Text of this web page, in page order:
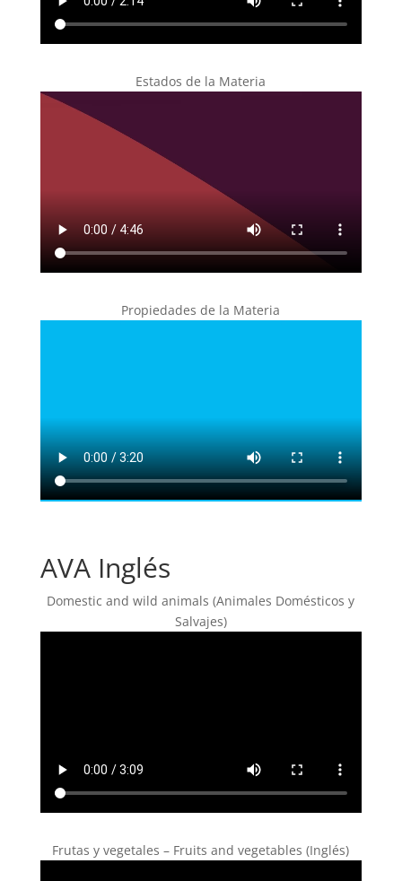
Estados de la Materia
Propiedades de la Materia
AVA Inglés
Domestic and wild animals (Animales Domésticos y
Salvajes)
Frutas y vegetales – Fruits and vegetables (Inglés)